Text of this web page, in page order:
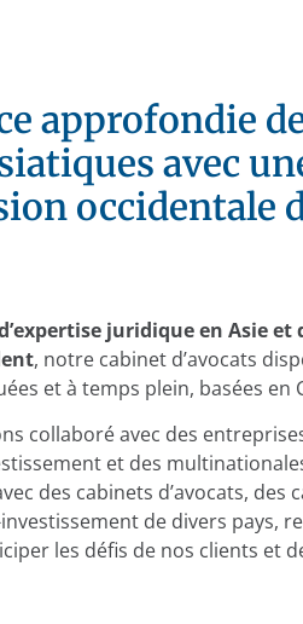
approfondie
avec
occidentale
juridique en Asie et
, notre cabinet d’avocats
et à temps plein, basées en
collaboré avec des
et des
des cabinets d’avocats, des
de divers pays,
les défis de nos clients et